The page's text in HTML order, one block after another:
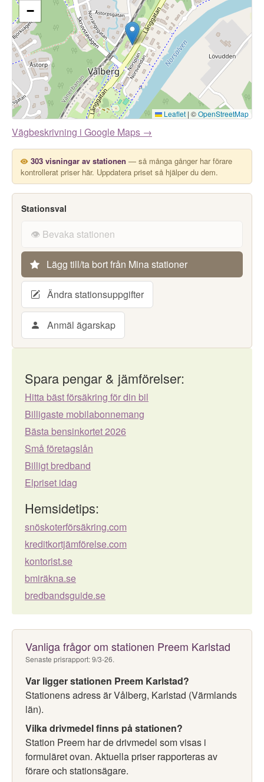
−
Leaflet | ©OpenStreetMap
Vägbeskrivning i Google Maps →
303 visningar av stationen — så många gånger har förare
kontrollerat priser här. Uppdatera priset så hjälper du dem.
Stationsval
👁️ Bevaka stationen
Lägg till/ta bort från Mina stationer
Ändra stationsuppgifter
Anmäl ägarskap
Spara pengar & jämförelser:
Hitta bäst försäkring för din bil
Billigaste mobilabonnemang
Bästa bensinkortet 2026
Små företagslån
Billigt bredband
Elpriset idag
Hemsidetips:
snöskoterförsäkring.com
kreditkortjämförelse.com
kontorist.se
bmiräkna.se
bredbandsguide.se
Vanliga frågor om stationen Preem Karlstad
Senaste prisrapport: 9/3-26.
Var ligger stationen Preem Karlstad?
Stationens adress är Vålberg, Karlstad (Värmlands
län).
Vilka drivmedel finns på stationen?
Station Preem har de drivmedel som visas i
formuläret ovan. Aktuella priser rapporteras av
förare och stationsägare.